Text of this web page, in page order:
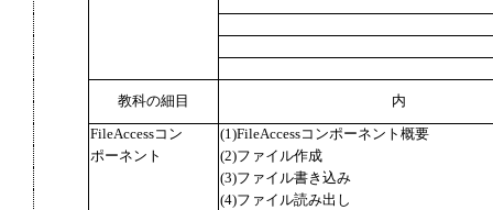
教科の細目 内
FileAccessコン
(1)FileAccessコンポーネント概要
ポーネント
(2)ファイル作成
(3)ファイル書き込み
(4)ファイル読み出し